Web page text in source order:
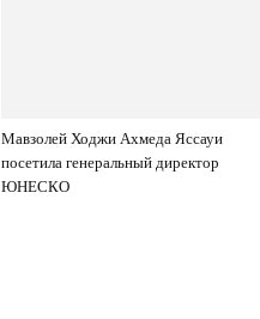
Мавзолей Ходжи Ахмеда Яссауи
посетила генеральный директор
ЮНЕСКО